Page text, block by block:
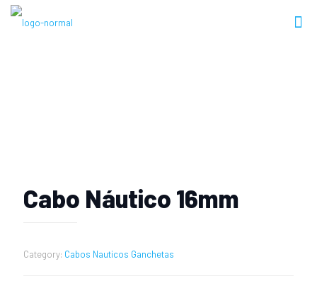
Cabo Náutico 16mm
Category: Cabos Nauticos Ganchetas